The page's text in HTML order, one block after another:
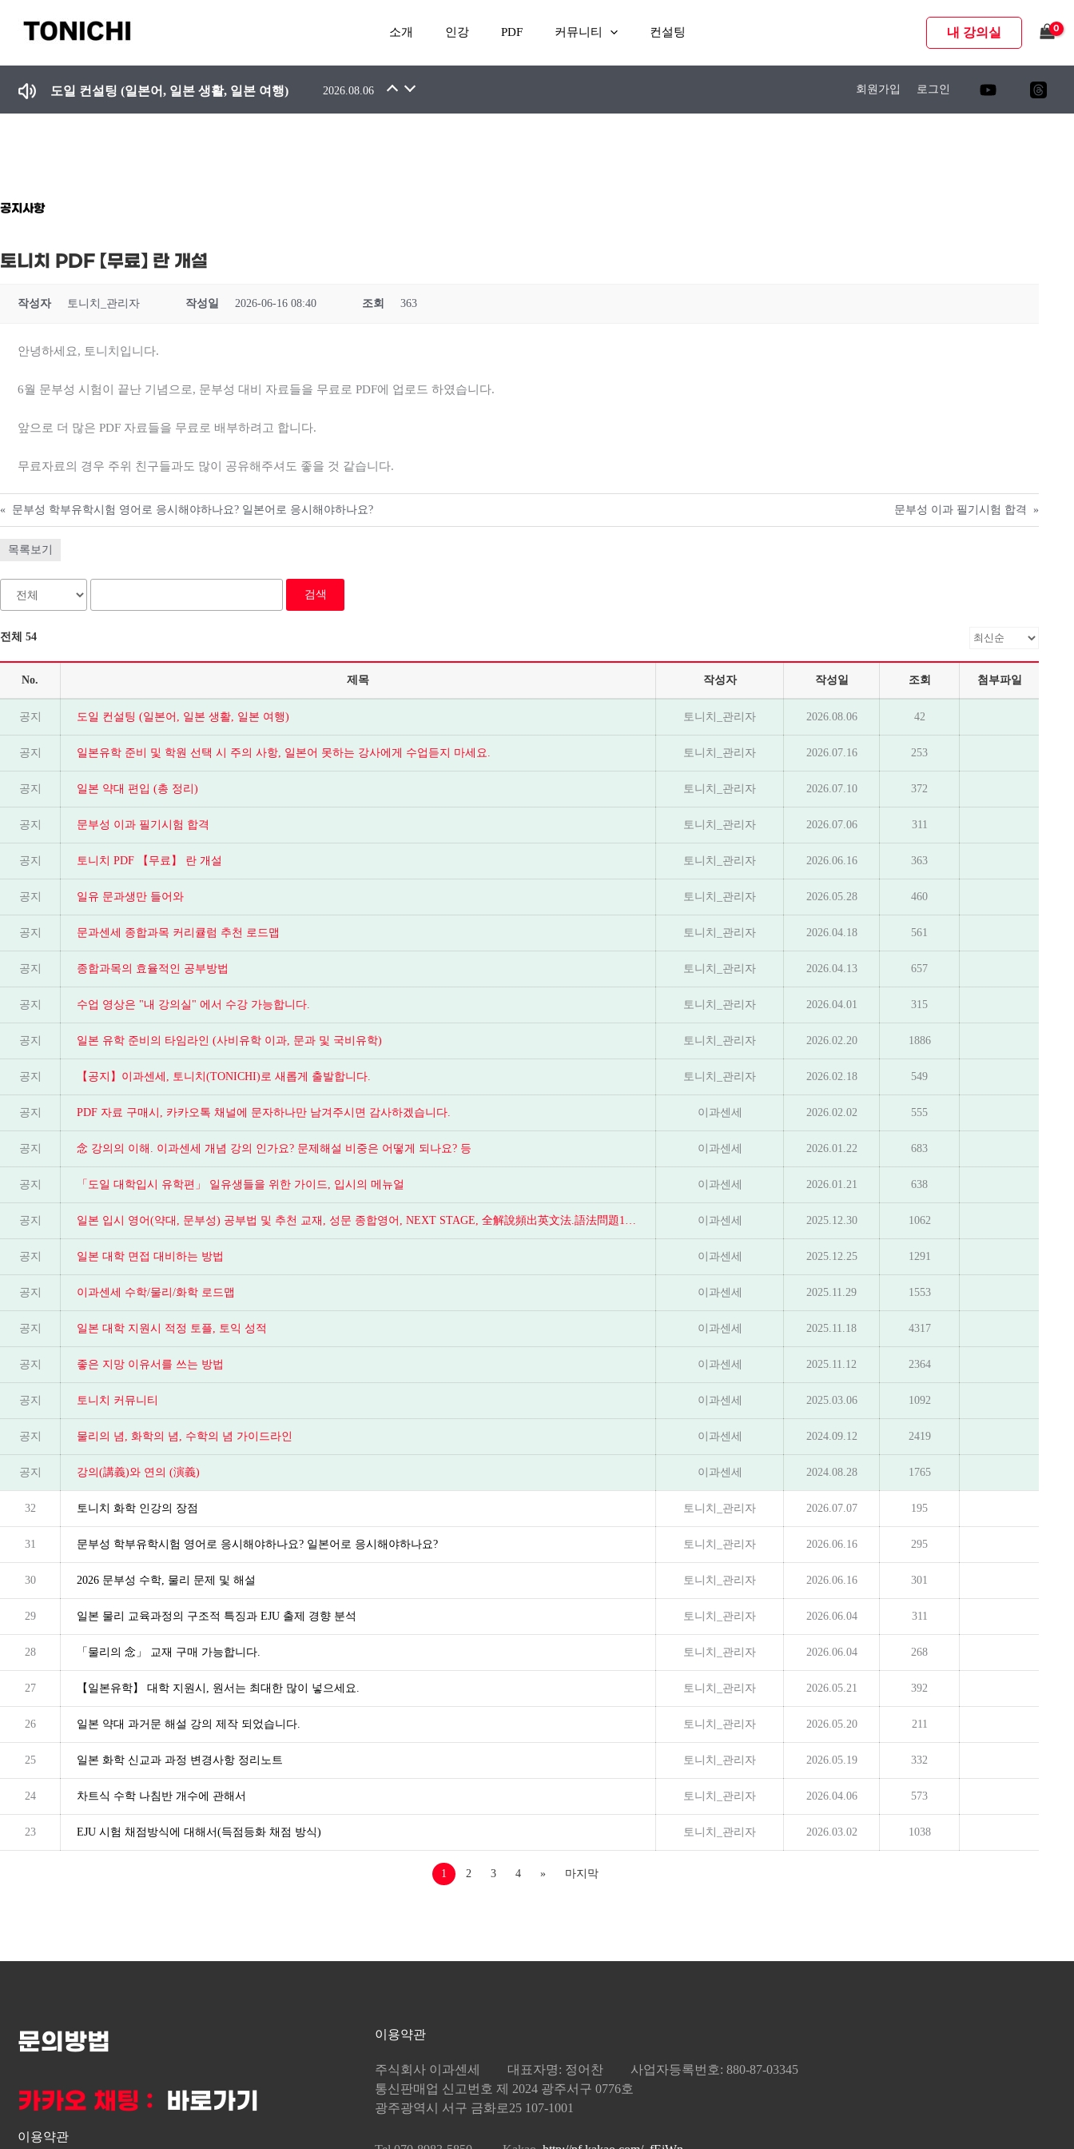
로
소개 인강 PDF 커뮤니티 컨설팅 내 강의실
도일 컨설팅 (일본어, 일본 생활, 일본 여행) 2026.08.06 회원가입 로그인
공지사항
토니치 PDF 【무료】 란 개설
작성자 토니치_관리자 작성일 2026-06-16 08:40 조회 363
안녕하세요, 토니치입니다.
6월 문부성 시험이 끝난 기념으로, 문부성 대비 자료들을 무료로 PDF에 업로드 하였습니다.
앞으로 더 많은 PDF 자료들을 무료로 배부하려고 합니다.
무료자료의 경우 주위 친구들과도 많이 공유해주셔도 좋을 것 같습니다.
« 문부성 학부유학시험 영어로 응시해야하나요? 일본어로 응시해야하나요? 문부성 이과 필기시험 합격 »
목록보기
검색
전체 54
No. 제목 작성자 작성일 조회 첨부파일
공지 도일 컨설팅 (일본어, 일본 생활, 일본 여행) 토니치_관리자 2026.08.06 42
공지 일본유학 준비 및 학원 선택 시 주의 사항, 일본어 못하는 강사에게 수업듣지 마세요. 토니치_관리자 2026.07.16 253
공지 일본 약대 편입 (총 정리) 토니치_관리자 2026.07.10 372
공지 문부성 이과 필기시험 합격 토니치_관리자 2026.07.06 311
공지 토니치 PDF 【무료】 란 개설 토니치_관리자 2026.06.16 363
공지 일유 문과생만 들어와 토니치_관리자 2026.05.28 460
공지 문과센세 종합과목 커리큘럼 추천 로드맵 토니치_관리자 2026.04.18 561
공지 종합과목의 효율적인 공부방법 토니치_관리자 2026.04.13 657
공지 수업 영상은 "내 강의실" 에서 수강 가능합니다. 토니치_관리자 2026.04.01 315
공지 일본 유학 준비의 타임라인 (사비유학 이과, 문과 및 국비유학) 토니치_관리자 2026.02.20 1886
공지 【공지】이과센세, 토니치(TONICHI)로 새롭게 출발합니다. 토니치_관리자 2026.02.18 549
공지 PDF 자료 구매시, 카카오톡 채널에 문자하나만 남겨주시면 감사하겠습니다. 이과센세 2026.02.02 555
공지 念 강의의 이해. 이과센세 개념 강의 인가요? 문제해설 비중은 어떻게 되나요? 등 이과센세 2026.01.22 683
공지 「도일 대학입시 유학편」 일유생들을 위한 가이드, 입시의 메뉴얼 이과센세 2026.01.21 638
공지 일본 입시 영어(약대, 문부성) 공부법 및 추천 교재, 성문 종합영어, NEXT STAGE, 全解說頻出英文法.語法問題1000 이과센세 2025.12.30 1062
공지 일본 대학 면접 대비하는 방법 이과센세 2025.12.25 1291
공지 이과센세 수학/물리/화학 로드맵 이과센세 2025.11.29 1553
공지 일본 대학 지원시 적정 토플, 토익 성적 이과센세 2025.11.18 4317
공지 좋은 지망 이유서를 쓰는 방법 이과센세 2025.11.12 2364
공지 토니치 커뮤니티 이과센세 2025.03.06 1092
공지 물리의 념, 화학의 념, 수학의 념 가이드라인 이과센세 2024.09.12 2419
공지 강의(講義)와 연의 (演義) 이과센세 2024.08.28 1765
32 토니치 화학 인강의 장점 토니치_관리자 2026.07.07 195
31 문부성 학부유학시험 영어로 응시해야하나요? 일본어로 응시해야하나요? 토니치_관리자 2026.06.16 295
30 2026 문부성 수학, 물리 문제 및 해설 토니치_관리자 2026.06.16 301
29 일본 물리 교육과정의 구조적 특징과 EJU 출제 경향 분석 토니치_관리자 2026.06.04 311
28 「물리의 念」 교재 구매 가능합니다. 토니치_관리자 2026.06.04 268
27 【일본유학】 대학 지원시, 원서는 최대한 많이 넣으세요. 토니치_관리자 2026.05.21 392
26 일본 약대 과거문 해설 강의 제작 되었습니다. 토니치_관리자 2026.05.20 211
25 일본 화학 신교과 과정 변경사항 정리노트 토니치_관리자 2026.05.19 332
24 차트식 수학 나침반 개수에 관해서 토니치_관리자 2026.04.06 573
23 EJU 시험 채점방식에 대해서(득점등화 채점 방식) 토니치_관리자 2026.03.02 1038
1 2 3 4 » 마지막
문의방법
카카오 채팅 : 바로가기
이용약관
이용약관
주식회사 이과센세 대표자명: 정어찬
사업자등록번호: 880-87-03345
통신판매업 신고번호 제 2024 광주서구 0776호
광주광역시 서구 금화로25 107-1001